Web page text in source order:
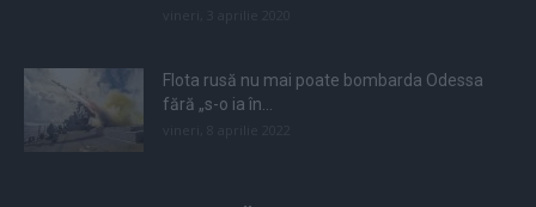
Flota rusă nu mai poate bombarda Odessa
fără „s-o ia în...